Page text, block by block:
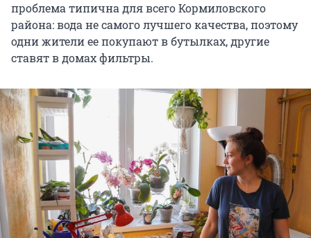
проблема типична для всего Кормиловского
района: вода не самого лучшего качества, поэтому
одни жители ее покупают в бутылках, другие
ставят в домах фильтры.